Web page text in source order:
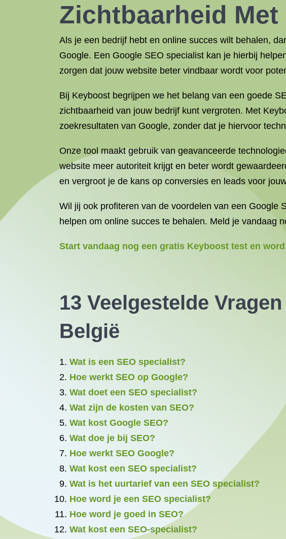
Zichtbaarheid
Als je een bedrijf hebt en online succes wilt behalen,
Google. Een Google SEO specialist kan je hierbij
zorgen dat jouw website beter vindbaar wordt voor
Bij Keyboost begrijpen we het belang van een goede
zichtbaarheid van jouw bedrijf kunt vergroten. Met
zoekresultaten van Google, zonder dat je hiervoor
Onze tool maakt gebruik van geavanceerde
website meer autoriteit krijgt en beter wordt
en vergroot je de kans op conversies en leads voor
Wil jij ook profiteren van de voordelen van een Google
helpen om online succes te behalen. Meld je vandaag
Start vandaag nog een gratis Keyboost test en
13 Veelgestelde
België
Wat is een SEO specialist?
Hoe werkt SEO op Google?
Wat doet een SEO specialist?
Wat zijn de kosten van SEO?
Wat kost Google SEO?
Wat doe je bij SEO?
Hoe werkt SEO Google?
Wat kost een SEO specialist?
Wat is het uurtarief van een SEO specialist?
Hoe word je een SEO specialist?
Hoe word je goed in SEO?
Wat kost een SEO-specialist?